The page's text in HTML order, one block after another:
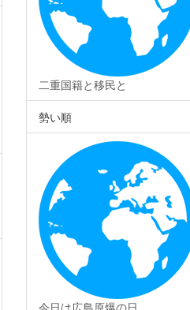
二重国籍と移民と
勢い順